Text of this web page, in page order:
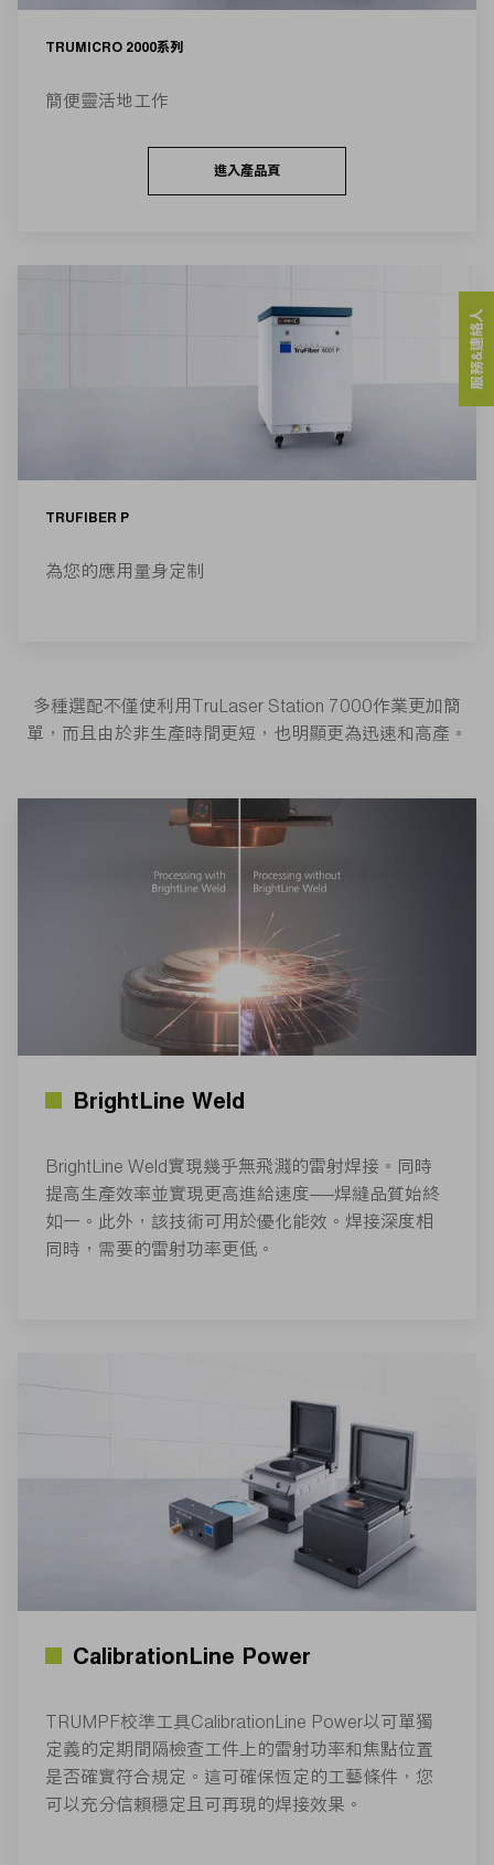
TRUMICRO 2000系列
簡便靈活地工作
進入產品頁
TRUFIBER P
為您的應用量身定制
多種選配不僅使利用TruLaser Station 7000作業更加簡
單，而且由於非生產時間更短，也明顯更為迅速和高產。
BrightLine Weld
BrightLine Weld實現幾乎無飛濺的雷射焊接。同時
提高生產效率並實現更高進給速度——焊縫品質始終
如一。此外，該技術可用於優化能效。焊接深度相
同時，需要的雷射功率更低。
CalibrationLine Power
TRUMPF校準工具CalibrationLine Power以可單獨
定義的定期間隔檢查工件上的雷射功率和焦點位置
是否確實符合規定。這可確保恆定的工藝條件，您
可以充分信賴穩定且可再現的焊接效果。
服務&連絡人